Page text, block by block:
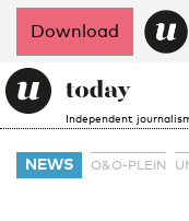
Download
Independent
NEWS O&O-PLEIN